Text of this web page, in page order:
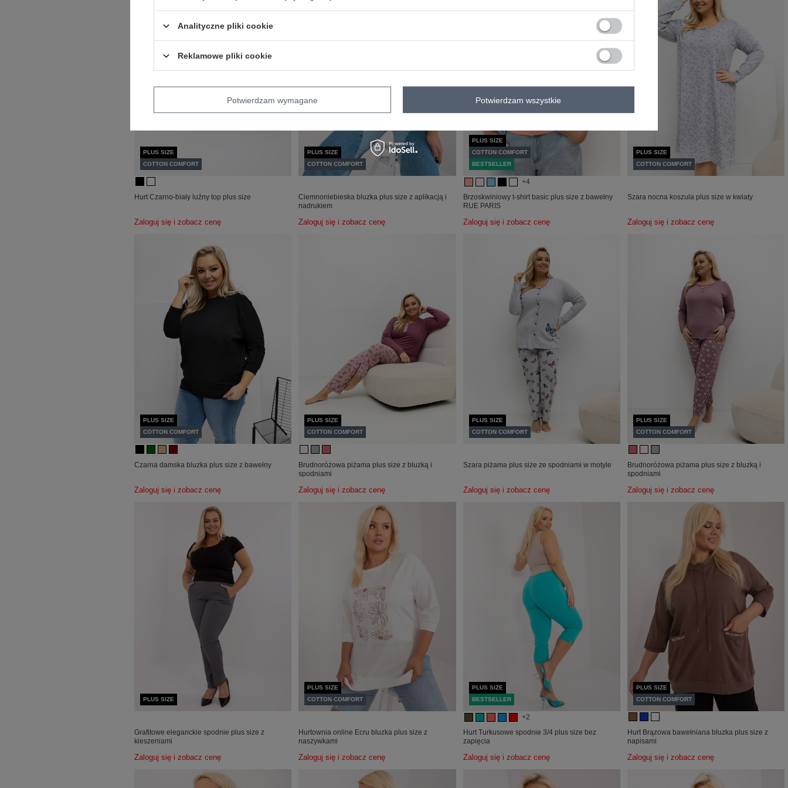
PLUS SIZE
COTTON COMFORT
Hurt Czarno-biały luźny top plus size
Zaloguj się i zobacz cenę
PLUS SIZE
COTTON COMFORT
Ciemnoniebieska bluzka plus size z aplikacją i
nadrukiem
Zaloguj się i zobacz cenę
PLUS SIZE
COTTON COMFORT
BESTSELLER
+4
Brzoskwiniowy t-shirt basic plus size z bawełny
RUE PARIS
Zaloguj się i zobacz cenę
PLUS SIZE
COTTON COMFORT
Szara nocna koszula plus size w kwiaty
Zaloguj się i zobacz cenę
PLUS SIZE
COTTON COMFORT
Czarna damska bluzka plus size z bawełny
Zaloguj się i zobacz cenę
PLUS SIZE
COTTON COMFORT
Brudnoróżowa piżama plus size z bluzką i
spodniami
Zaloguj się i zobacz cenę
PLUS SIZE
COTTON COMFORT
Szara piżama plus size ze spodniami w motyle
Zaloguj się i zobacz cenę
PLUS SIZE
COTTON COMFORT
Brudnoróżowa piżama plus size z bluzką i
spodniami
Zaloguj się i zobacz cenę
PLUS SIZE
Grafitowe eleganckie spodnie plus size z
kieszeniami
Zaloguj się i zobacz cenę
PLUS SIZE
COTTON COMFORT
Hurtownia online Ecru bluzka plus size z
naszywkami
Zaloguj się i zobacz cenę
PLUS SIZE
BESTSELLER
+2
Hurt Turkusowe spodnie 3/4 plus size bez
zapięcia
Zaloguj się i zobacz cenę
PLUS SIZE
COTTON COMFORT
Hurt Brązowa bawełniana bluzka plus size z
napisami
Zaloguj się i zobacz cenę
Analityczne pliki cookie
Reklamowe pliki cookie
Potwierdzam wymagane Potwierdzam wszystkie